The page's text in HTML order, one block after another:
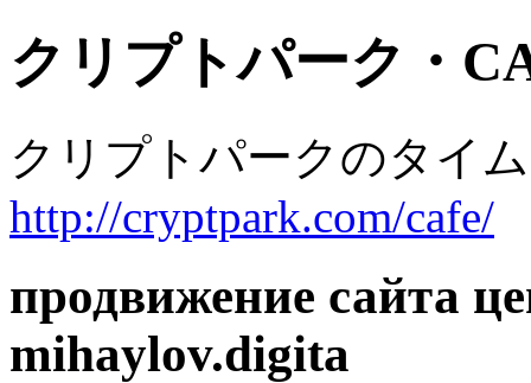
クリプトパーク・
クリプトパークのタイ
http://cryptpark.com/cafe/
продвижение сайта
mihaylov.digita